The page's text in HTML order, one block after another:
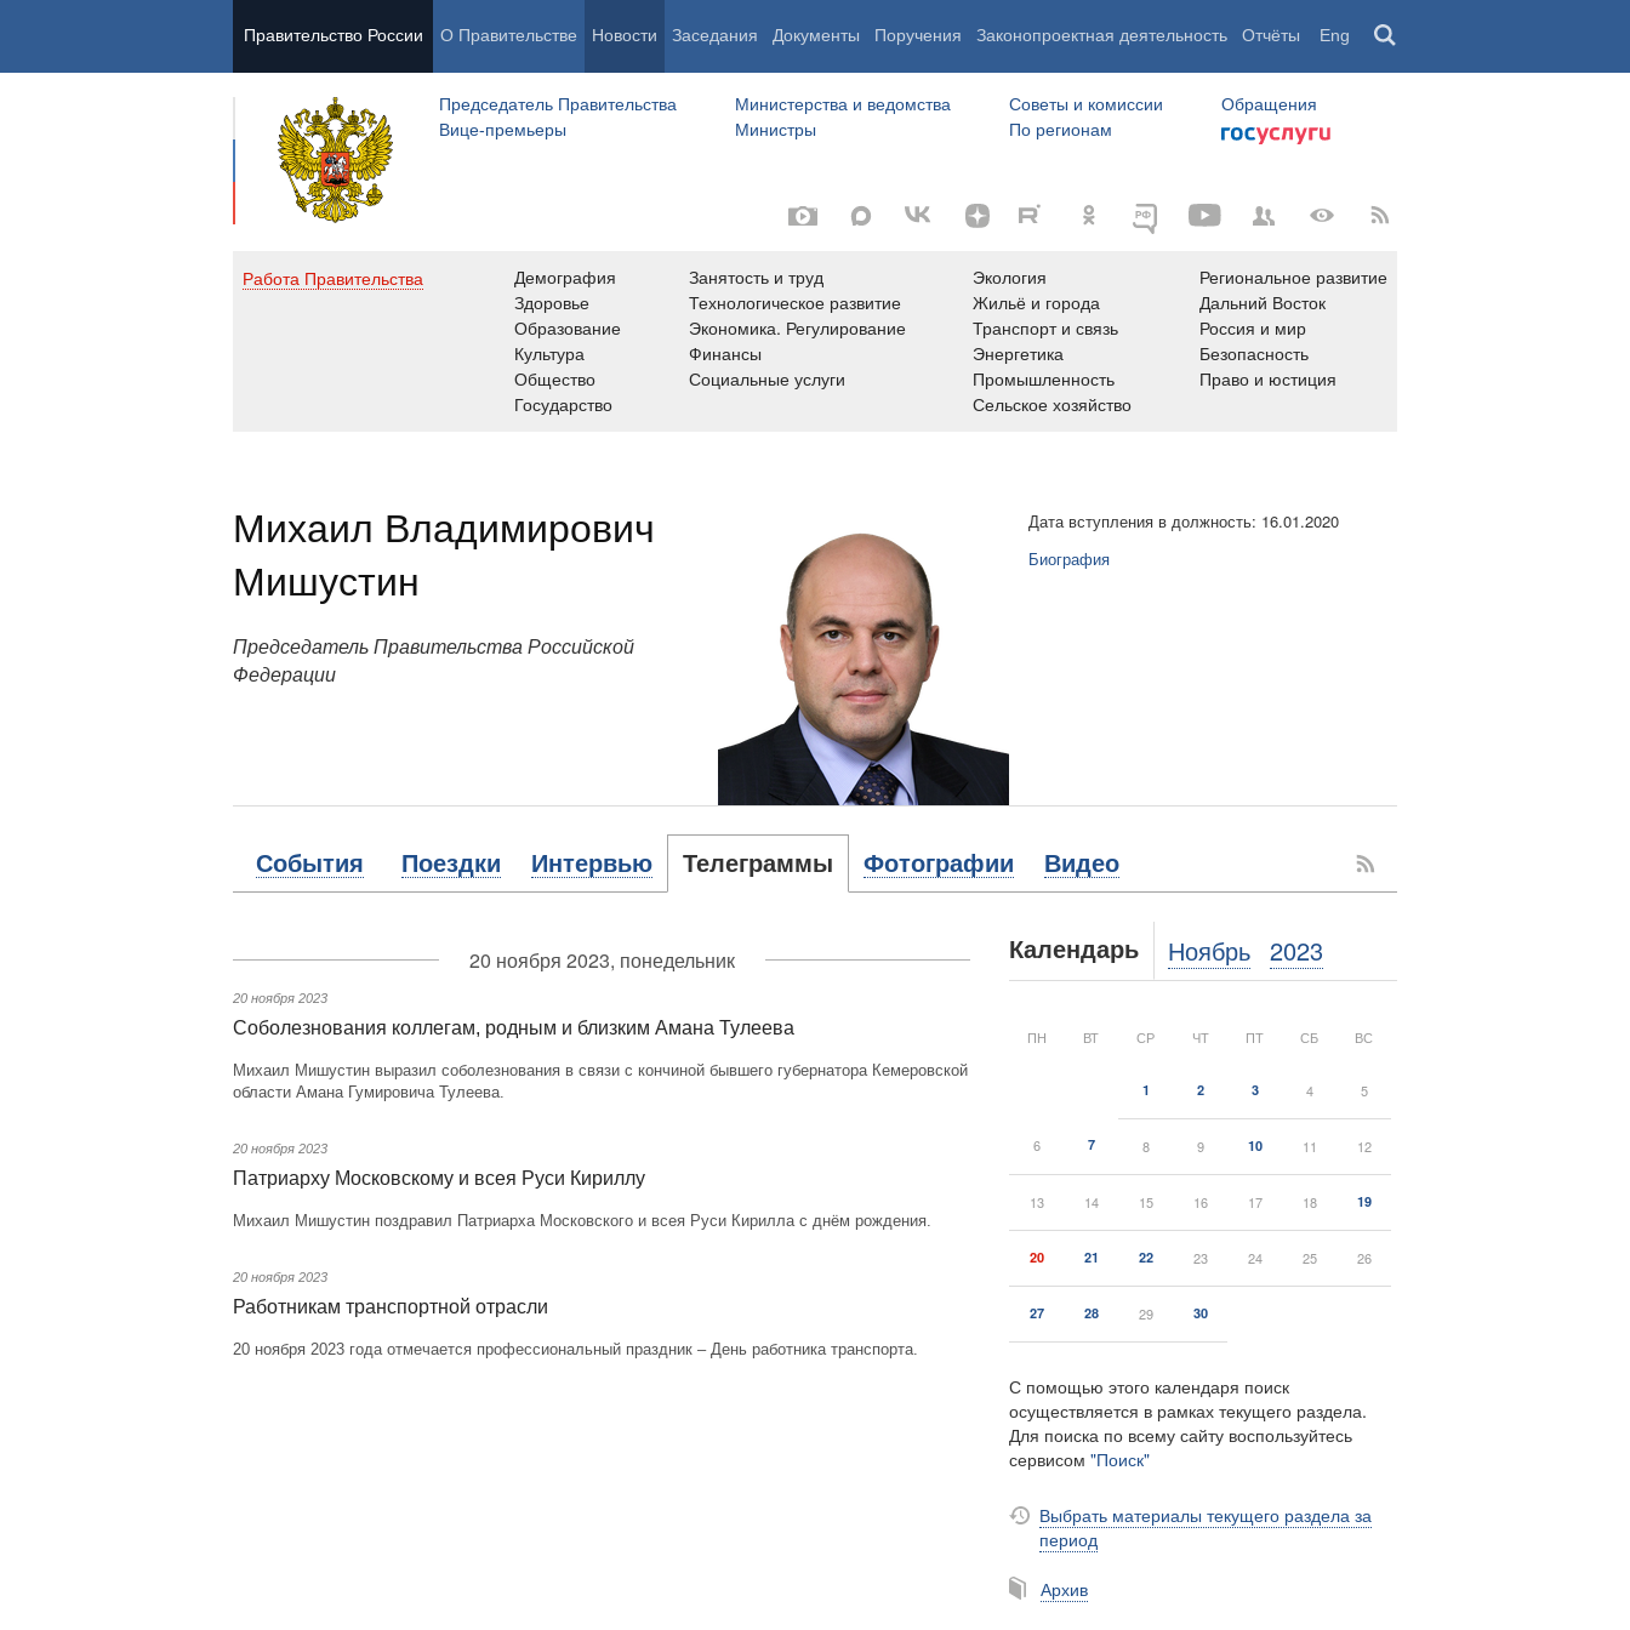
Правительство России О Правительстве Новости Заседания Документы Поручения Законопроектная деятельность Отчёты Eng
Председатель Правительства
Вице-премьеры
Министерства и ведомства
Министры
Советы и комиссии
По регионам
Обращения
Работа Правительства
Демография
Здоровье
Образование
Культура
Общество
Государство
Занятость и труд
Технологическое развитие
Экономика. Регулирование
Финансы
Социальные услуги
Экология
Жильё и города
Транспорт и связь
Энергетика
Промышленность
Сельское хозяйство
Региональное развитие
Дальний Восток
Россия и мир
Безопасность
Право и юстиция
Михаил Владимирович
Мишустин
Председатель Правительства Российской
Федерации
Дата вступления в должность: 16.01.2020
Биография
События Поездки Интервью Телеграммы Фотографии Видео
20 ноября 2023, понедельник
20 ноября 2023
Соболезнования коллегам, родным и близким Амана Тулеева
Михаил Мишустин выразил соболезнования в связи с кончиной бывшего губернатора Кемеровской
области Амана Гумировича Тулеева.
20 ноября 2023
Патриарху Московскому и всея Руси Кириллу
Михаил Мишустин поздравил Патриарха Московского и всея Руси Кирилла с днём рождения.
20 ноября 2023
Работникам транспортной отрасли
20 ноября 2023 года отмечается профессиональный праздник – День работника транспорта.
Календарь Ноябрь 2023
ПН ВТ СР ЧТ ПТ СБ ВС
1 2 3 4 5
6 7 8 9 10 11 12
13 14 15 16 17 18 19
20 21 22 23 24 25 26
27 28 29 30
С помощью этого календаря поиск
осуществляется в рамках текущего раздела.
Для поиска по всему сайту воспользуйтесь
сервисом "Поиск"
Выбрать материалы текущего раздела за
период
Архив